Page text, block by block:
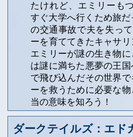
たけれど、エミリーも
すぐ大学へ行くため旅
の交通事故で夫を失っ
ーを育ててきたキャサ
エミリーが謎の生き物
は謎に満ちた悪夢の王
で飛び込んだその世界
ーを救うために必要な
当の意味を知ろう！
ダークテイルズ：エド